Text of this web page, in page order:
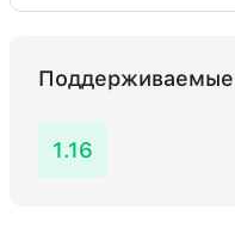
Поддерживаемые
1.16